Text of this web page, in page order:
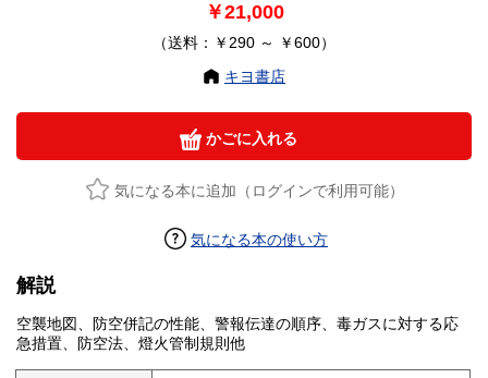
￥21,000
（送料：￥290 ～ ￥600）
キヨ書店
かごに入れる
気になる本に追加（ログインで利用可能）
気になる本の使い方
解説
空襲地図、防空併記の性能、警報伝達の順序、毒ガスに対する応
急措置、防空法、燈火管制規則他